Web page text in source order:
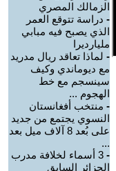
الزمالك المصري
- دراسة تتوقع العمر
الذي يصبح فيه مبابي
مليارديرا
- لماذا تعاقد ريال مدريد
مع ديوماندي وكيف
سينسجم مع خط
الهجوم ...
- منتخب أفغانستان
النسوي يجتمع من جديد
على بُعد 8 آلاف ميل بعد
...
-
3 أسماء لخلافة مدرب
الجزائر السابق